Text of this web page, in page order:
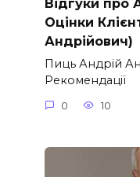
Відгуки про
Оцінки
Андрійович)
Пиць Андрій
Рекомендації
0 10